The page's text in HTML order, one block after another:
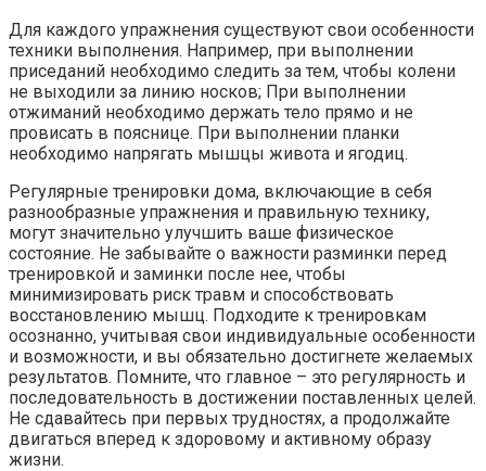
Для каждого упражнения существуют свои особенности
техники выполнения. Например, при выполнении
приседаний необходимо следить за тем, чтобы колени
не выходили за линию носков; При выполнении
отжиманий необходимо держать тело прямо и не
провисать в пояснице. При выполнении планки
необходимо напрягать мышцы живота и ягодиц.
Регулярные тренировки дома, включающие в себя
разнообразные упражнения и правильную технику,
могут значительно улучшить ваше физическое
состояние. Не забывайте о важности разминки перед
тренировкой и заминки после нее, чтобы
минимизировать риск травм и способствовать
восстановлению мышц. Подходите к тренировкам
осознанно, учитывая свои индивидуальные особенности
и возможности, и вы обязательно достигнете желаемых
результатов. Помните, что главное – это регулярность и
последовательность в достижении поставленных целей.
Не сдавайтесь при первых трудностях, а продолжайте
двигаться вперед к здоровому и активному образу
жизни.